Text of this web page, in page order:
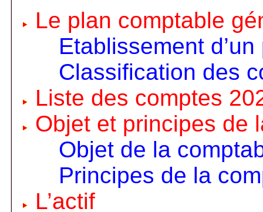
Le plan comptable
Etablissement
Classification des
Liste des comptes
Objet et principes de
Objet de la
Principes de la
L’actif